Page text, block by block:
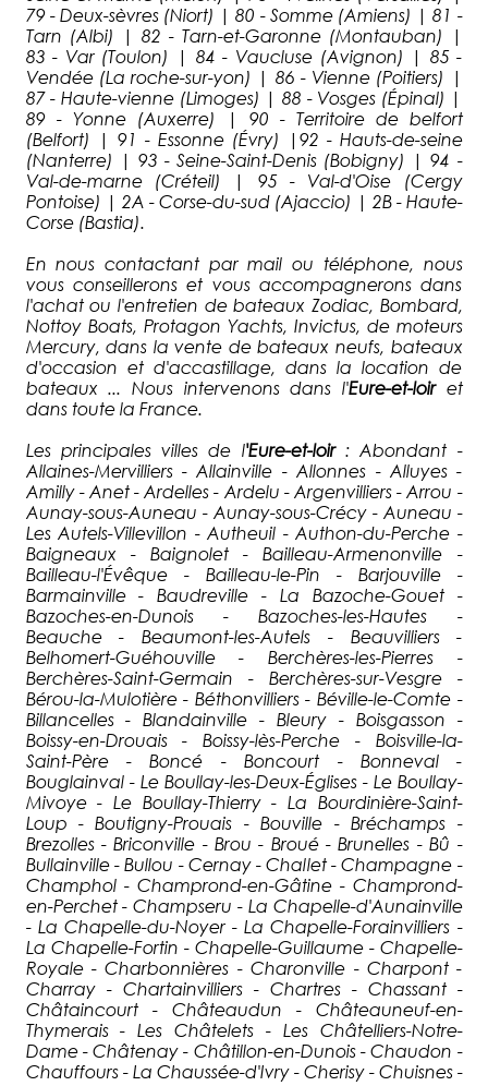
79 - Deux-sèvres (Niort) | 80 - Somme (Amiens) | 81 -
Tarn (Albi) | 82 - Tarn-et-Garonne (Montauban) |
83 - Var (Toulon) | 84 - Vaucluse (Avignon) | 85 -
Vendée (La roche-sur-yon) | 86 - Vienne (Poitiers) |
87 - Haute-vienne (Limoges) | 88 - Vosges (Épinal) |
89 - Yonne (Auxerre) | 90 - Territoire de belfort
(Belfort) | 91 - Essonne (Évry) |92 - Hauts-de-seine
(Nanterre) | 93 - Seine-Saint-Denis (Bobigny) | 94 -
Val-de-marne (Créteil) | 95 - Val-d'Oise (Cergy
Pontoise) | 2A - Corse-du-sud (Ajaccio) | 2B - Haute-
Corse (Bastia).
En nous contactant par mail ou téléphone, nous
vous conseillerons et vous accompagnerons dans
l'achat ou l'entretien de bateaux Zodiac, Bombard,
Nottoy Boats, Protagon Yachts, Invictus, de moteurs
Mercury, dans la vente de bateaux neufs, bateaux
d'occasion et d'accastillage, dans la location de
bateaux ... Nous intervenons dans l'Eure-et-loir et
dans toute la France.
Les principales villes de l'Eure-et-loir : Abondant -
Allaines-Mervilliers - Allainville - Allonnes - Alluyes -
Amilly - Anet - Ardelles - Ardelu - Argenvilliers - Arrou -
Aunay-sous-Auneau - Aunay-sous-Crécy - Auneau -
Les Autels-Villevillon - Autheuil - Authon-du-Perche -
Baigneaux - Baignolet - Bailleau-Armenonville -
Bailleau-l'Évêque - Bailleau-le-Pin - Barjouville -
Barmainville - Baudreville - La Bazoche-Gouet -
Bazoches-en-Dunois - Bazoches-les-Hautes -
Beauche - Beaumont-les-Autels - Beauvilliers -
Belhomert-Guéhouville - Berchères-les-Pierres -
Berchères-Saint-Germain - Berchères-sur-Vesgre -
Bérou-la-Mulotière - Béthonvilliers - Béville-le-Comte -
Billancelles - Blandainville - Bleury - Boisgasson -
Boissy-en-Drouais - Boissy-lès-Perche - Boisville-la-
Saint-Père - Boncé - Boncourt - Bonneval -
Bouglainval - Le Boullay-les-Deux-Églises - Le Boullay-
Mivoye - Le Boullay-Thierry - La Bourdinière-Saint-
Loup - Boutigny-Prouais - Bouville - Bréchamps -
Brezolles - Briconville - Brou - Broué - Brunelles - Bû -
Bullainville - Bullou - Cernay - Challet - Champagne -
Champhol - Champrond-en-Gâtine - Champrond-
en-Perchet - Champseru - La Chapelle-d'Aunainville
- La Chapelle-du-Noyer - La Chapelle-Forainvilliers -
La Chapelle-Fortin - Chapelle-Guillaume - Chapelle-
Royale - Charbonnières - Charonville - Charpont -
Charray - Chartainvilliers - Chartres - Chassant -
Châtaincourt - Châteaudun - Châteauneuf-en-
Thymerais - Les Châtelets - Les Châtelliers-Notre-
Dame - Châtenay - Châtillon-en-Dunois - Chaudon -
Chauffours - La Chaussée-d'Ivry - Cherisy - Chuisnes -